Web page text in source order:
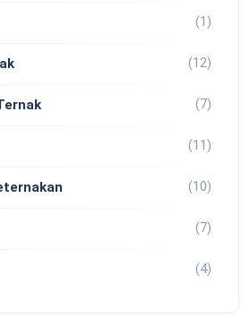
(1)
(12)
(7)
(11)
(10)
(7)
(4)